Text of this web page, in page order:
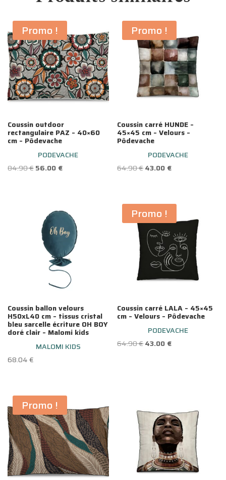
Promo !
Coussin outdoor
rectangulaire PAZ – 40×60
cm – Pôdevache
PODEVACHE
84.90€Le
84.90 €.
56.00 €Le
56.00 €.
Promo !
Coussin carré HUNDE –
45×45 cm – Velours –
Pôdevache
PODEVACHE
64.90€Le
était :
64.90 €.
43.00 €Le
est :
43.00 €.
Coussin ballon velours
H50xL40 cm – tissus cristal
bleu sarcelle écriture OH BOY
doré clair – Malomi kids
MALOMI KIDS
68.04€
Promo !
Coussin carré LALA – 45×45
cm – Velours – Pôdevache
PODEVACHE
64.90€Le
43.00 €Le
Promo !